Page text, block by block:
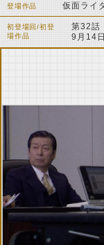
登場作品 仮面ライ
初登場回/初登
場作品
第32話
9月14